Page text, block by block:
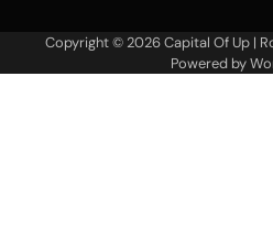
Copyright © 2026Capital Of Up |
Powered by